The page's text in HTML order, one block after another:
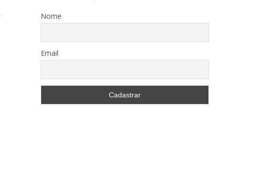
Nome
Email